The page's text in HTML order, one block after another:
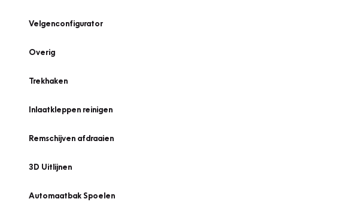
Velgenconfigurator
Overig
Trekhaken
Inlaatkleppen reinigen
Remschijven afdraaien
3D Uitlijnen
Automaatbak Spoelen